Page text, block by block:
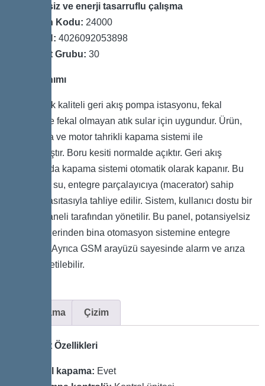
Sessiz ve enerji tasarruflu çalışma
Ürün Kodu: 24000
GTIN: 4026092053898
Fiyat Grubu: 30
Ürün Tanımı
Bu yüksek kaliteli geri akış pompa istasyonu, fekal
(dışkılı) ve fekal olmayan atık sular için uygundur. Ürün,
bir pompa ve motor tahrikli kapama sistemi ile
donatılmıştır. Boru kesiti normalde açıktır. Geri akış
durumunda kapama sistemi otomatik olarak kapanır. Bu
aşamada su, entegre parçalayıcıya (macerator) sahip
pompa vasıtasıyla tahliye edilir. Sistem, kullanıcı dostu bir
kontrol paneli tarafından yönetilir. Bu panel, potansiyelsiz
kontak üzerinden bina otomasyon sistemine entegre
edilebilir. Ayrıca GSM arayüzü sayesinde alarm ve arıza
bilgileri iletilebilir.
Açıklama Çizim
Varyant Özellikleri
Acil kapama: Evet